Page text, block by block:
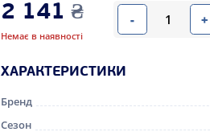
2 141 ₴
Немає в наявності
- +
ХАРАКТЕРИСТИКИ
Бренд
Сезон